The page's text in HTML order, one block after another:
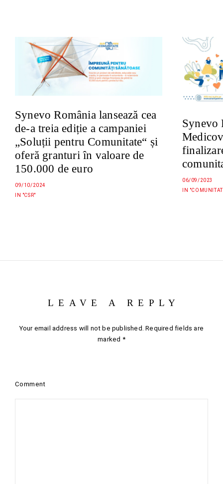
Synevo România lansează cea
de-a treia ediție a campaniei
„Soluții pentru Comunitate“ și
oferă granturi în valoare de
150.000 de euro
09/10/2024
IN "CSR"
Synevo
06/09/2023
IN
LEAVE A REPLY
Your email address will not be published. Required fields are
marked *
Comment